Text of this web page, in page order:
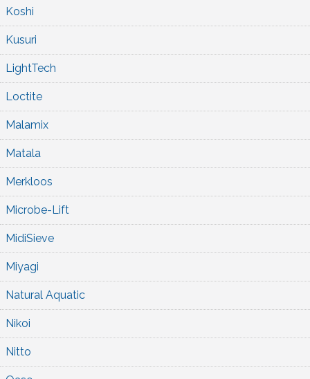
Koshi
Kusuri
LightTech
Loctite
Malamix
Matala
Merkloos
Microbe-Lift
MidiSieve
Miyagi
Natural Aquatic
Nikoi
Nitto